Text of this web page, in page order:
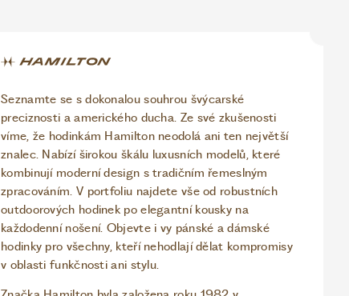
Seznamte se s dokonalou souhrou švýcarské
preciznosti a amerického ducha. Ze své zkušenosti
víme, že hodinkám Hamilton neodolá ani ten největší
znalec. Nabízí širokou škálu luxusních modelů, které
kombinují moderní design s tradičním řemeslným
zpracováním. V portfoliu najdete vše od robustních
outdoorových hodinek po elegantní kousky na
každodenní nošení. Objevte i vy pánské a dámské
hodinky pro všechny, kteří nehodlají dělat kompromisy
v oblasti funkčnosti ani stylu.